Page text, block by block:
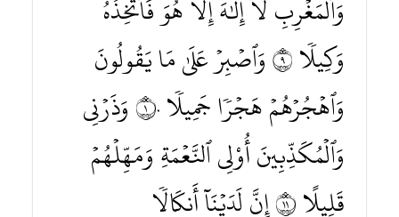
وَٱلۡمَغۡرِبِ لَآ إِلَٰهَ إِلَّا هُوَ فَٱتَّخِذۡهُ
وَكِيلٗا ٩ وَٱصۡبِرۡ عَلَىٰ مَا يَقُولُونَ
وَٱهۡجُرۡهُمۡ هَجۡرٗا جَمِيلٗا ١٠ وَذَرۡنِي
وَٱلۡمُكَذِّبِينَ أُوْلِي ٱلنَّعۡمَةِ وَمَهِّلۡهُمۡ
قَلِيلًا ١١ إِنَّ لَدَيۡنَآ أَنكَالٗا